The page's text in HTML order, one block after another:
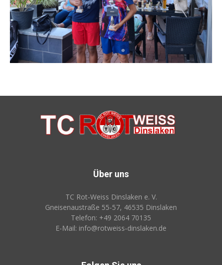
Dinslaken
Über uns
TC Rot‑Weiss Dinslaken e. V.
Gneisenaustraße 55-57, 46535 Dinslaken
Telefon: +49 2064 70135
E-Mail: info@rotweiss‑dinslaken.de